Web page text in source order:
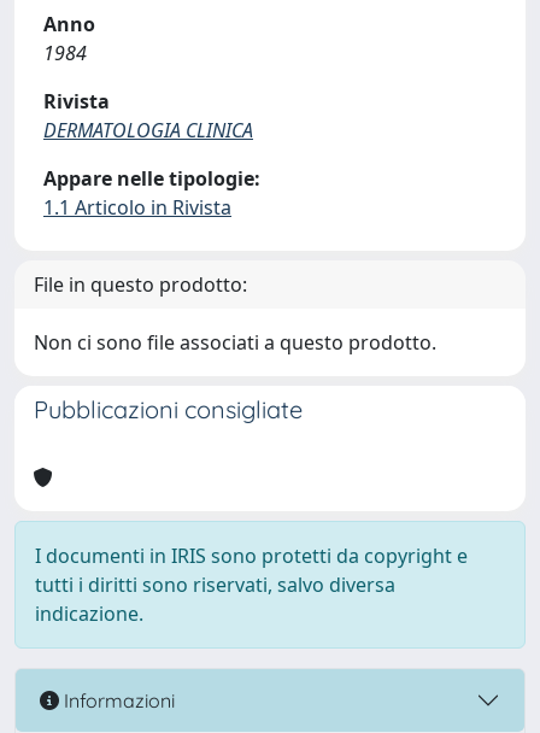
Anno
1984
Rivista
DERMATOLOGIA CLINICA
Appare nelle tipologie:
1.1 Articolo in Rivista
File in questo prodotto:
Non ci sono file associati a questo prodotto.
Pubblicazioni consigliate
I documenti in IRIS sono protetti da copyright e
tutti i diritti sono riservati, salvo diversa
indicazione.
Informazioni